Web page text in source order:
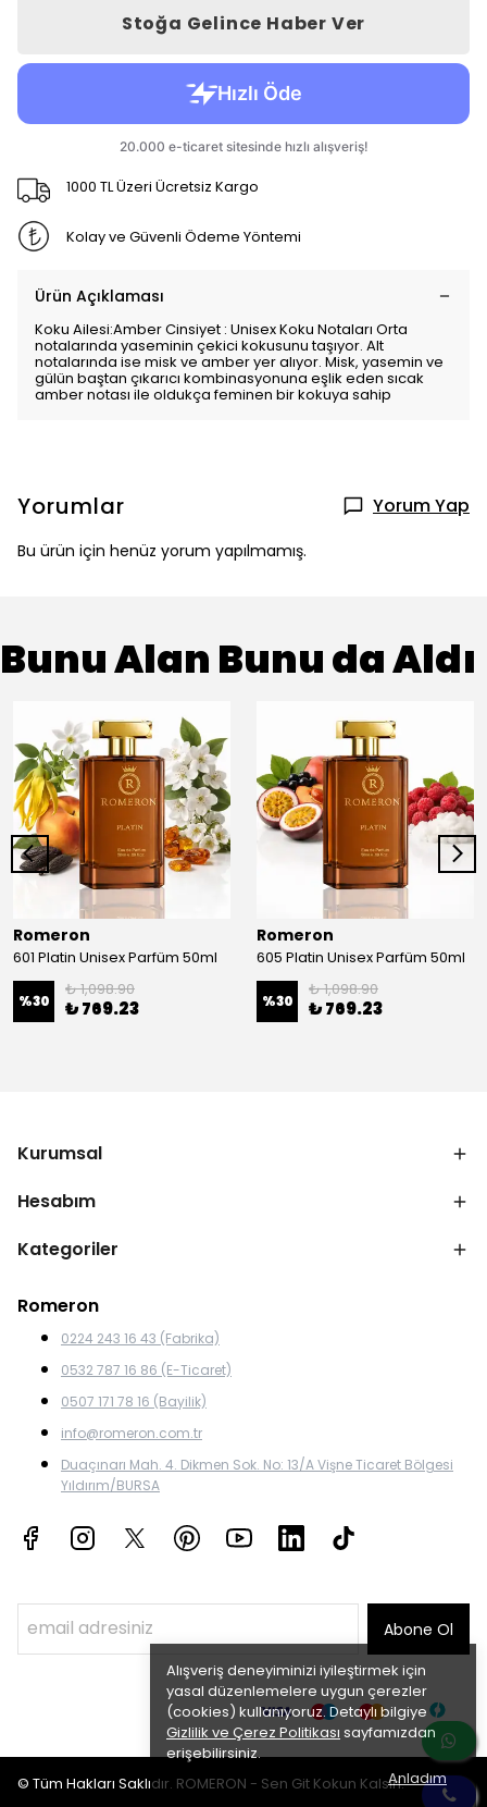
Alışveriş deneyiminizi iyileştirmek için
yasal düzenlemelere uygun çerezler
(cookies) kullanıyoruz. Detaylı bilgiye
Gizlilik ve Çerez Politikası sayfamızdan
erişebilirsiniz.
Anladım
Stoğa Gelince Haber Ver
1000 TL Üzeri Ücretsiz Kargo
Kolay ve Güvenli Ödeme Yöntemi
Ürün Açıklaması
Koku Ailesi:Amber Cinsiyet : Unisex Koku Notaları Orta
notalarında yaseminin çekici kokusunu taşıyor. Alt
notalarında ise misk ve amber yer alıyor. Misk, yasemin ve
gülün baştan çıkarıcı kombinasyonuna eşlik eden sıcak
amber notası ile oldukça feminen bir kokuya sahip
Yorumlar Yorum Yap
Bu ürün için henüz yorum yapılmamış.
Bunu Alan Bunu da Aldı
Romeron
601 Platin Unisex Parfüm 50ml
%30
₺ 1,098.90
₺ 769.23
Romeron
605 Platin Unisex Parfüm 50ml
%30
₺ 1,098.90
₺ 769.23
Kurumsal
Hesabım
Kategoriler
Romeron
0224 243 16 43 (Fabrika)
0532 787 16 86 (E-Ticaret)
0507 171 78 16 (Bayilik)
info@romeron.com.tr
Duaçınarı Mah. 4. Dikmen Sok. No: 13/A Vişne Ticaret Bölgesi
Yıldırım/BURSA
Abone Ol
© Tüm Hakları Saklıdır. ROMERON - Sen Git Kokun Kalsın.